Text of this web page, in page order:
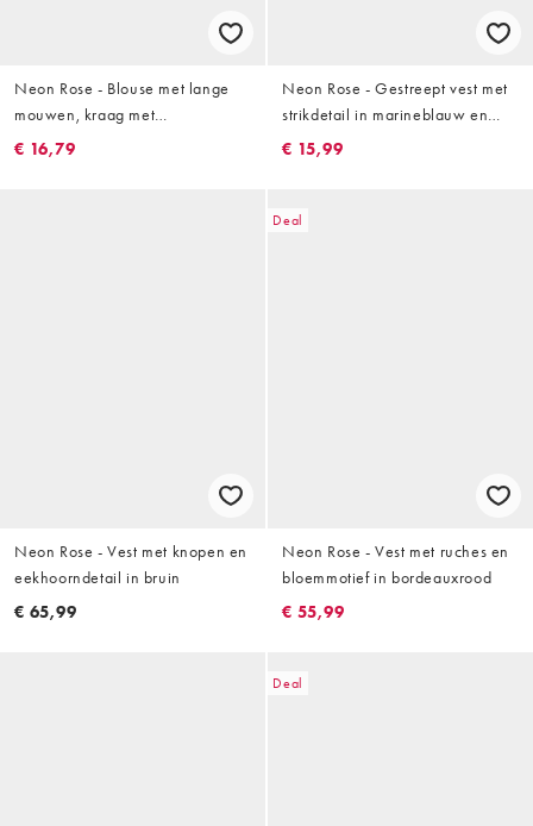
Neon Rose - Blouse met lange
mouwen, kraag met
bloemenprint en knoopsluiting in
€ 16,79
Neon Rose - Gestreept vest met
strikdetail in marineblauw en
lichtgeel
€ 15,99
Neon Rose - Vest met knopen en
eekhoorndetail in bruin
€ 65,99
Deal
Neon Rose - Vest met ruches en
bloemmotief in bordeauxrood
€ 55,99
Deal